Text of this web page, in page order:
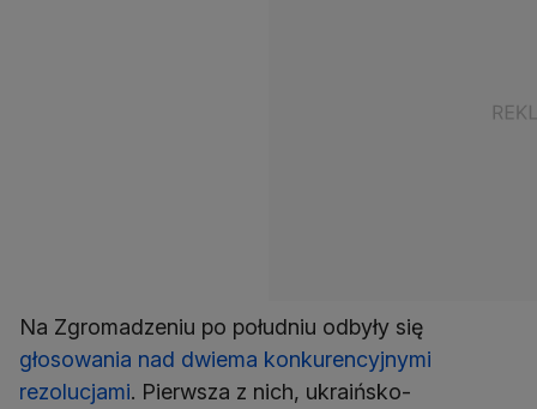
Na Zgromadzeniu po południu odbyły się
głosowania nad dwiema konkurencyjnymi
rezolucjami. Pierwsza z nich, ukraińsko-